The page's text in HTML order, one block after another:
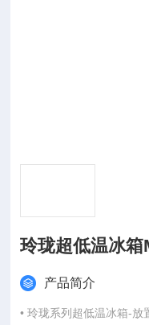
玲珑超低温冰箱
产品简介
• 玲珑系列超低温冰箱-放